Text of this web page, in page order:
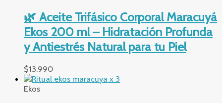
🌿 Aceite Trifásico Corporal Maracuyá
Ekos 200 ml – Hidratación Profunda
y Antiestrés Natural para tu Piel
$13.990
Ekos